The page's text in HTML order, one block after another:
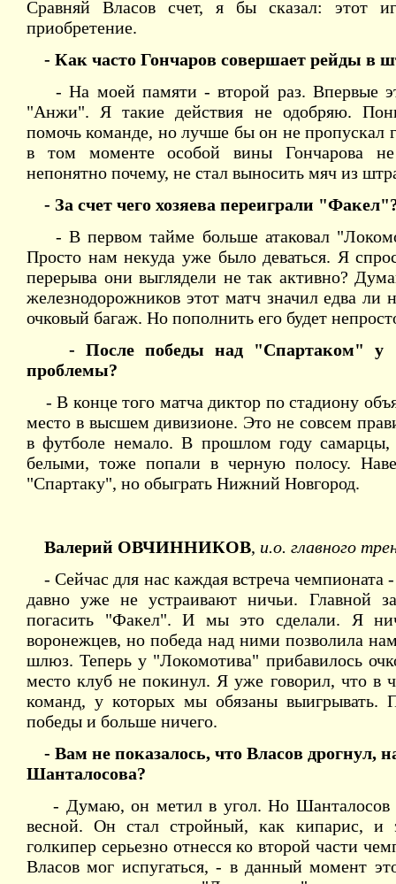
Сравняй Власов счет, я бы сказал: этот
приобретение.
- Как часто Гончаров совершает рейды в
- На моей памяти - второй раз. Впервые
"Анжи". Я такие действия не одобряю.
помочь команде, но лучше бы он не пропускал
в том моменте особой вины Гончарова
непонятно почему, не стал выносить мяч из
- За счет чего хозяева переиграли
- В первом тайме больше атаковал
Просто нам некуда уже было деваться. Я
перерыва они выглядели не так активно?
железнодорожников этот матч значил едва ли
очковый багаж. Но пополнить его будет
- После победы над "Спартаком" у
проблемы?
- В конце того матча диктор по стадиону
место в высшем дивизионе. Это не совсем
в футболе немало. В прошлом году самарцы,
белыми, тоже попали в черную полосу.
"Спартаку", но обыграть Нижний Новгород.
Валерий ОВЧИННИКОВ, и.о. главного
- Сейчас для нас каждая встреча чемпионата
давно уже не устраивают ничьи. Главной
погасить "Факел". И мы это сделали. Я
воронежцев, но победа над ними позволила
шлюз. Теперь у "Локомотива" прибавилось
место клуб не покинул. Я уже говорил, что в
команд, у которых мы обязаны
победы и больше ничего.
- Вам не показалось, что Власов дрогнул,
Шанталосова?
- Думаю, он метил в угол. Но Шанталосов
весной. Он стал стройный, как кипарис, и
голкипер серьезно отнесся ко второй части
Власов мог испугаться, - в данный момент